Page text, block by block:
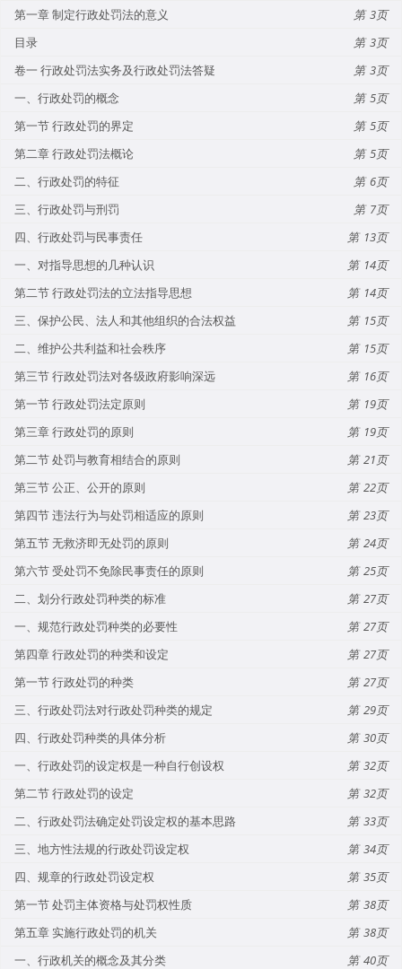
第一章 制定行政处罚法的意义
3
目录
3
卷一 行政处罚法实务及行政处罚法答疑
3
一、行政处罚的概念
5
第一节 行政处罚的界定
5
第二章 行政处罚法概论
5
二、行政处罚的特征
6
三、行政处罚与刑罚
7
四、行政处罚与民事责任
13
一、对指导思想的几种认识
14
第二节 行政处罚法的立法指导思想
14
三、保护公民、法人和其他组织的合法权益
15
二、维护公共利益和社会秩序
15
第三节 行政处罚法对各级政府影响深远
16
第一节 行政处罚法定原则
19
第三章 行政处罚的原则
19
第二节 处罚与教育相结合的原则
21
第三节 公正、公开的原则
22
第四节 违法行为与处罚相适应的原则
23
第五节 无救济即无处罚的原则
24
第六节 受处罚不免除民事责任的原则
25
二、划分行政处罚种类的标准
27
一、规范行政处罚种类的必要性
27
第四章 行政处罚的种类和设定
27
第一节 行政处罚的种类
27
三、行政处罚法对行政处罚种类的规定
29
四、行政处罚种类的具体分析
30
一、行政处罚的设定权是一种自行创设权
32
第二节 行政处罚的设定
32
二、行政处罚法确定处罚设定权的基本思路
33
三、地方性法规的行政处罚设定权
34
四、规章的行政处罚设定权
35
第一节 处罚主体资格与处罚权性质
38
第五章 实施行政处罚的机关
38
一、行政机关的概念及其分类
40